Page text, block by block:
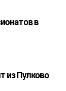
в
из Пулково